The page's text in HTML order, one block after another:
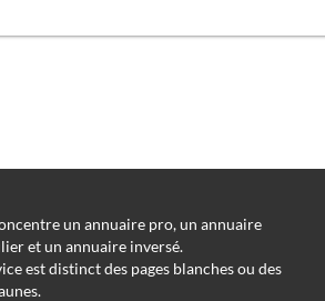
un annuaire pro, un annuaire
et un annuaire inversé.
est distinct des pages blanches ou des